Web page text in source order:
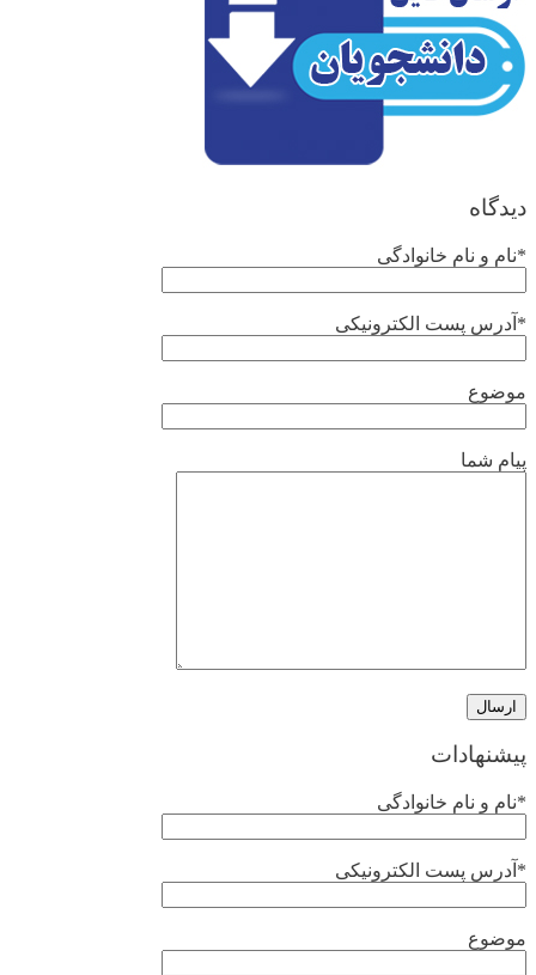
دیدگاه
*نام و نام خانوادگی
*آدرس پست الکترونیکی
موضوع
پیام شما
پیشنهادات
*نام و نام خانوادگی
*آدرس پست الکترونیکی
موضوع